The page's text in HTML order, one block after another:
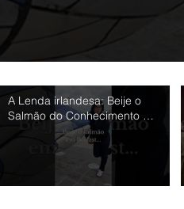
A Lenda irlandesa: Beije o
Salmão do Conhecimento em
Belfast! 🐟💋 #belfast
#Irmãsviajantes